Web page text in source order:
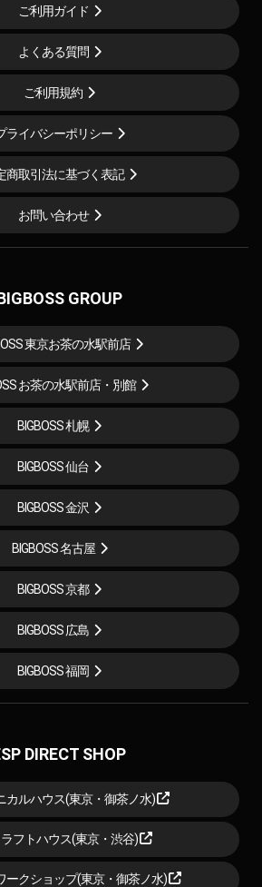
ご利用ガイド
よくある質問
ご利用規約
ライバシーポリシー
商取引法に基づく表記
お問い合わせ
GROUP
東京お茶の水駅前店
お茶の水駅前店・別館
BIGBOSS 札幌
BIGBOSS 仙台
BIGBOSS 金沢
BIGBOSS 名古屋
BIGBOSS 京都
BIGBOSS 広島
BIGBOSS 福岡
DIRECT SHOP
カルハウス(東京・御茶ノ水)
ラフトハウス(東京・渋谷)
ークショップ(東京・御茶ノ水)